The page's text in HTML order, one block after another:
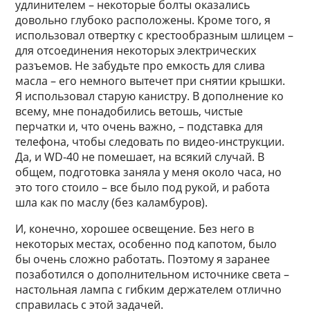
удлинителем – некоторые болты оказались
довольно глубоко расположены. Кроме того, я
использовал отвертку с крестообразным шлицем –
для отсоединения некоторых электрических
разъемов. Не забудьте про емкость для слива
масла – его немного вытечет при снятии крышки.
Я использовал старую канистру. В дополнение ко
всему, мне понадобились ветошь, чистые
перчатки и, что очень важно, – подставка для
телефона, чтобы следовать по видео-инструкции.
Да, и WD-40 не помешает, на всякий случай. В
общем, подготовка заняла у меня около часа, но
это того стоило – все было под рукой, и работа
шла как по маслу (без каламбуров).
И, конечно, хорошее освещение. Без него в
некоторых местах, особенно под капотом, было
бы очень сложно работать. Поэтому я заранее
позаботился о дополнительном источнике света –
настольная лампа с гибким держателем отлично
справилась с этой задачей.